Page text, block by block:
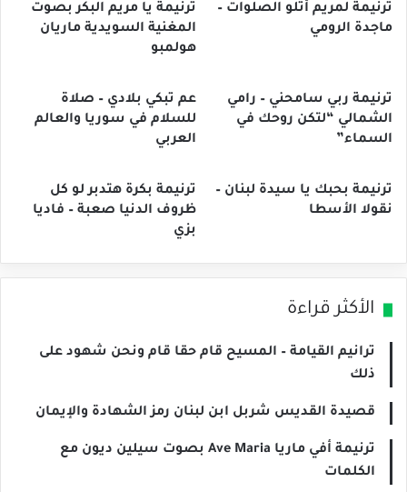
ترنيمة لمريم أتلو الصلوات –
ماجدة الرومي
ترنيمة يا مريم البكر بصوت
المغنية السويدية ماريان
هولمبو
ترنيمة ربي سامحني – رامي
الشمالي “لتكن روحك في
السماء”
عم تبكي بلادي – صلاة
للسلام في سوريا والعالم
العربي
ترنيمة بحبك يا سيدة لبنان –
نقولا الأسطا
ترنيمة بكرة هتدبر لو كل
ظروف الدنيا صعبة – فاديا
بزي
الأكثر قراءة
ترانيم القيامة – المسيح قام حقا قام ونحن شهود على
ذلك
قصيدة القديس شربل ابن لبنان رمز الشهادة والإيمان
ترنيمة أفي ماريا Ave Maria بصوت سيلين ديون مع
الكلمات